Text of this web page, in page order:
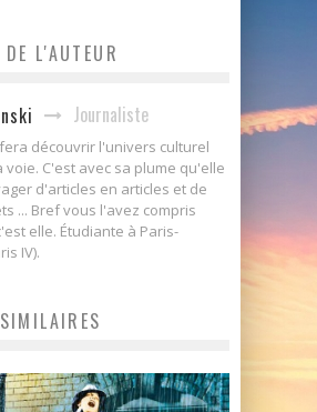
L'AUTEUR
Journaliste
découvrir l'univers culturel
voie. C'est avec sa plume qu'elle
d'articles en articles et de
... Bref vous l'avez compris
elle. Étudiante à Paris-
IV).